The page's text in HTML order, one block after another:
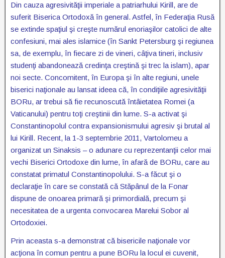
Din cauza agresivităţii imperiale a patriarhului Kirill, are de
suferit Biserica Ortodoxă în general. Astfel, în Federaţia Rusă
se extinde spaţiul şi creşte numărul enoriaşilor catolici de alte
confesiuni, mai ales islamice (în Sankt Petersburg şi regiunea
sa, de exemplu, în fiecare zi de vineri, câţiva tineri, inclusiv
studenţi abandonează credinţa creştină şi trec la islam), apar
noi secte. Concomitent, în Europa şi în alte regiuni, unele
biserici naţionale au lansat ideea că, în condiţiile agresivităţii
BORu, ar trebui să fie recunoscută întâietatea Romei (a
Vaticanului) pentru toţi creştinii din lume. S-a activat şi
Constantinopolul contra expansionismului agresiv şi brutal al
lui Kirill. Recent, la 1-3 septembrie 2011, Vartolomeu a
organizat un Sinaksis – o adunare cu reprezentanţii celor mai
vechi Biserici Ortodoxe din lume, în afară de BORu, care au
constatat primatul Constantinopolului. S-a făcut şi o
declaraţie în care se constată că Stăpânul de la Fonar
dispune de onoarea primară şi primordială, precum şi
necesitatea de a urgenta convocarea Marelui Sobor al
Ortodoxiei.
Prin aceasta s-a demonstrat că bisericile naţionale vor
acţiona în comun pentru a pune BORu la locul ei cuvenit,